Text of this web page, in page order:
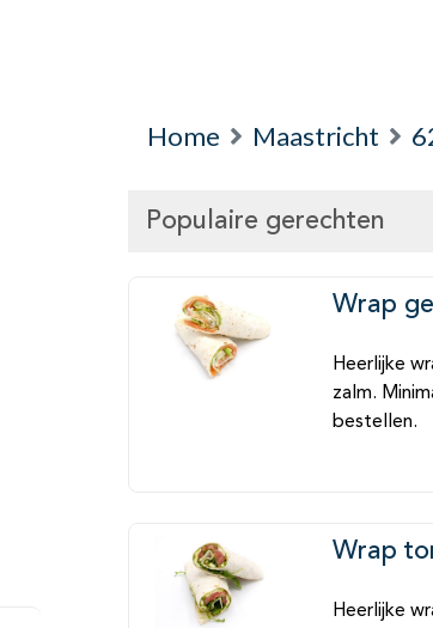
Home Maastricht
Populaire gerechten
Wrap
Heerlijke
zalm.
bestellen.
Wrap
Heerlijke